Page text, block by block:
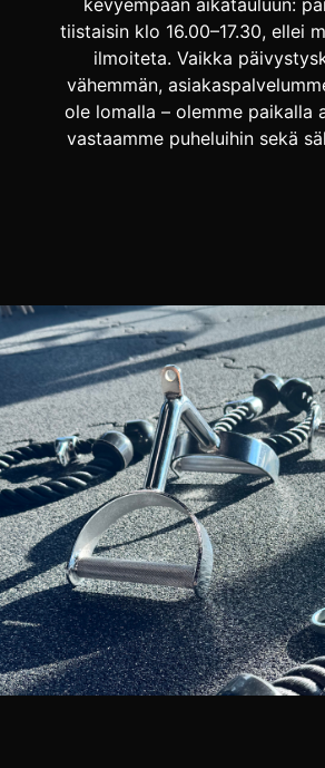
tiistaisin klo 16.00–17.30, ellei
ilmoiteta. Vaikka
vähemmän,
ole lomalla – olemme paikalla
vastaamme puheluihin sekä